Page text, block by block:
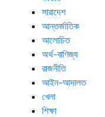
সারাদেশ
আন্তর্জাতিক
আলোচিত
অর্থ-বাণিজ্য
রাজনীতি
আইন-আদালত
খেলা
শিক্ষা